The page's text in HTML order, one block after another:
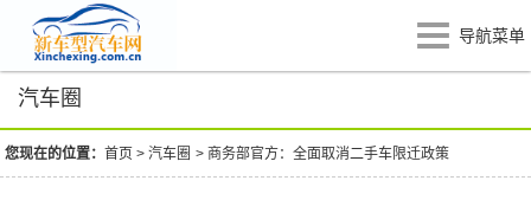
导航菜单
汽车圈
您现在的位置：首页 >汽车圈 > 商务部官方：全面取消二手车限迁政策